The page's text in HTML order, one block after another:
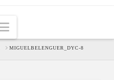
Navigation
MIGUELBELENGUER_DYC-8